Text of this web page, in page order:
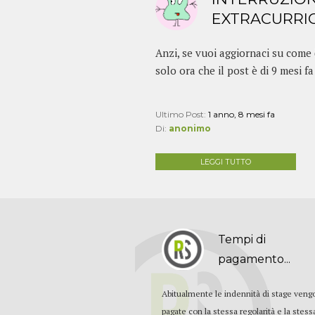
Anzi, se vuoi aggiornaci su
solo ora che il post è di 9 mesi
Ultimo Post: 1 anno, 8 mesi fa
Di: anonimo
LEGGI TUTTO
Tempi di
pagamento...
Abitualmente le indennità di stage
pagate con la stessa regolarità e la